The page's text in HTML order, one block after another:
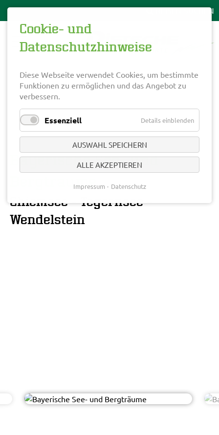
Bayerische See- und
Bergträume
Chiemsee - Tegernsee -
Wendelstein
Cookie- und
Datenschutzhinweise
Diese Webseite verwendet Cookies, um bestimmte
Funktionen zu ermöglichen und das Angebot zu
verbessern.
Essenziell Details einblenden
AUSWAHL SPEICHERN
ALLE AKZEPTIEREN
Impressum Datenschutz